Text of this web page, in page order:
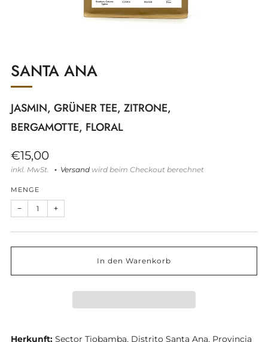
SANTA ANA
JASMIN, GRÜNER TEE, ZITRONE,
BERGAMOTTE, FLORAL
Normaler
Preis
€15,00
inkl. MwSt. Versand wird beim Checkout berechnet
MENGE
−Artikelmenge
um
+Artikelmenge
um
In den Warenkorb
Herkunft: Sector Tiobamba, Distrito Santa Ana, Provincia